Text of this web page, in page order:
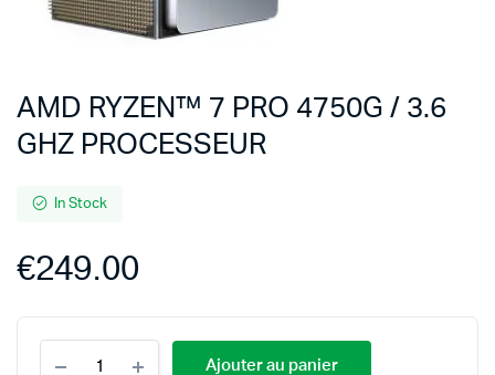
AMD RYZEN™ 7 PRO 4750G / 3.6
GHZ PROCESSEUR
In Stock
€249.00
Ajouter au panier